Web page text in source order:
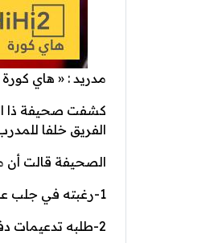
مدريد : « هاي كورة
كشفت صحيفة ذا
الفريق خلفا
الصحيفة قالت أن
1-رغبته في جلب عدد من أفراد طاقمه الفني الخاص
2-طلبه تدعيمات دفاعية للموسم المقبل .